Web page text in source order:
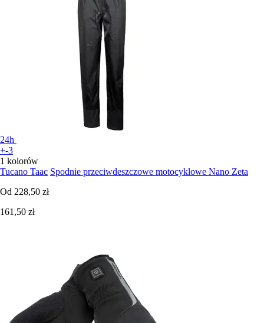
24h
+-3
1 kolorów
Tucano Taac Spodnie przeciwdeszczowe motocyklowe Nano Zeta
Od 228,50 zł
161,50 zł